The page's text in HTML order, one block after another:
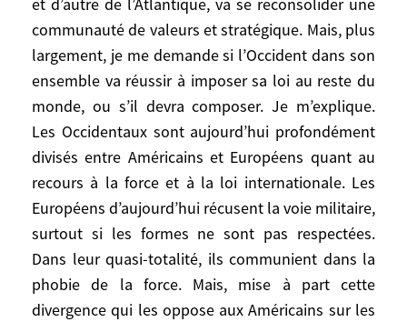
communauté de valeurs et stratégique. Mais, plus
largement, je me demande si l’Occident dans son
ensemble va réussir à imposer sa loi au reste du
monde, ou s’il devra composer. Je m’explique.
Les Occidentaux sont aujourd’hui profondément
divisés entre Américains et Européens quant au
recours à la force et à la loi internationale. Les
Européens d’aujourd’hui récusent la voie militaire,
surtout si les formes ne sont pas respectées.
Dans leur quasi-totalité, ils communient dans la
phobie de la force. Mais, mise à part cette
divergence qui les oppose aux Américains sur les
réformer le statut personnel et familial.
Les années 2005-2010 peuvent voir
renaître l’espoir dans le monde.
Cependant, même dans ce scénario
optimiste, il est difficile de croire à la paix
au Proche Orient. Il n’est pas impossible de
décrire en quoi elle devrait consister pour
que les deux Etats – Israël et la Palestine –
coexistent. Des Israéliens et des
Palestiniens minoritaires et courageux l’ont
déjà osé à Taba en janvier 2001, comme à
Genève en octobre 2003. Et les deux
peuples, dans leur majorité, aspirent